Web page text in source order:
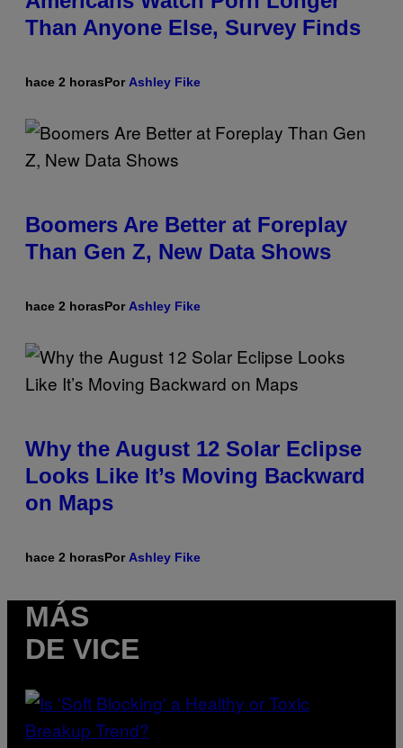
Than Anyone Else, Survey Finds
hace 2 horasPor Ashley Fike
Boomers Are Better at Foreplay
Than Gen Z, New Data Shows
hace 2 horasPor Ashley Fike
Why the August 12 Solar Eclipse
Looks Like It’s Moving Backward
on Maps
hace 2 horasPor Ashley Fike
MÁS
DE VICE